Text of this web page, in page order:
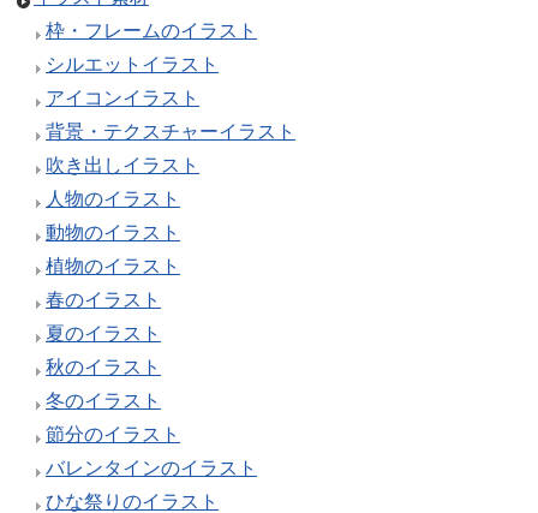
枠・フレームのイラスト
シルエットイラスト
アイコンイラスト
背景・テクスチャーイラスト
吹き出しイラスト
人物のイラスト
動物のイラスト
植物のイラスト
春のイラスト
夏のイラスト
秋のイラスト
冬のイラスト
節分のイラスト
バレンタインのイラスト
ひな祭りのイラスト